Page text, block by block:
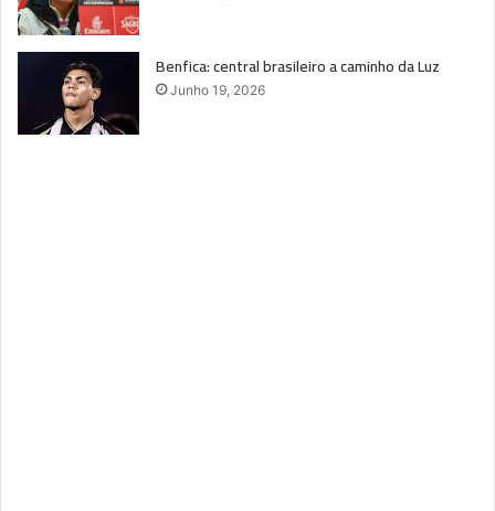
Benfica: central brasileiro a caminho da Luz
Junho 19, 2026